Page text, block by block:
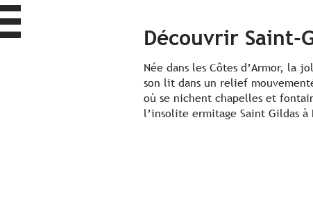
Découvrir Saint-
Née dans les Côtes d’Armor, la
son lit dans un relief
où se nichent chapelles et
l’insolite ermitage Saint Gildas